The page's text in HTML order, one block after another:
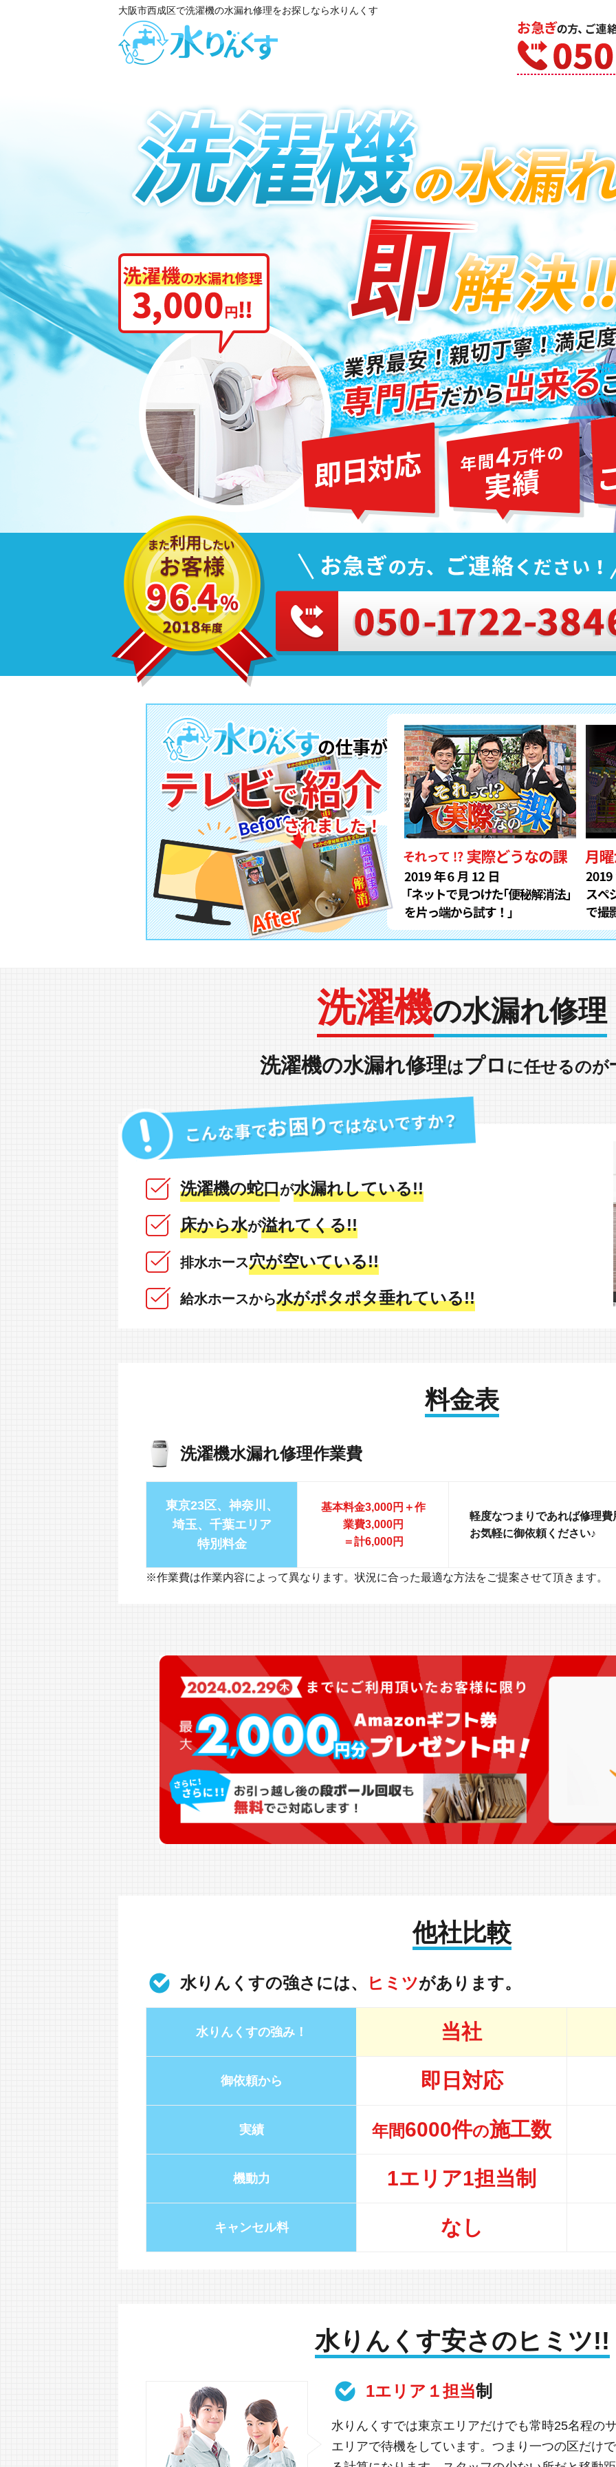
大阪市西成区で洗濯機の水漏れ修理をお探しなら水りんくす
洗濯機の水漏れ修理
洗濯機の水漏れ修理はプロ に任せるのが
洗濯機の蛇口が水漏れしている!!
床から水が溢れてくる!!
排水ホース穴が空いている!!
給水ホースから水がポタポタ垂れている!!
料金表
洗濯機水漏れ修理作業費
東京23区、神奈川、
埼玉、千葉エリア
特別料金
基本料金3,000円＋作
業費3,000円
＝計6,000円
軽度なつまりであれば修理
お気軽に御依頼ください♪
※作業費は作業内容によって異なります。状況に合った最適な方法をご提案させて頂きます。
他社比較
水りんくすの強さには、 ヒミツがあります。
水りんくすの強み！ 当社
御依頼から 即日対応
実績 年間6000件の施工数
機動力 1エリア1担当制
キャンセル料 なし
水りんくす安さのヒミツ!!
1エリア１担当制
水りんくすでは東京エリアだけでも常時25名程の
エリアで待機をしています。つまり一つの区だけ